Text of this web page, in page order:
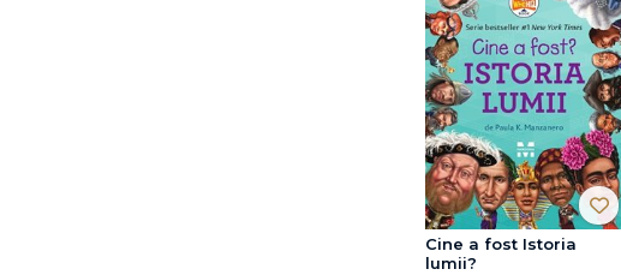
Cine a fost Istoria
lumii?